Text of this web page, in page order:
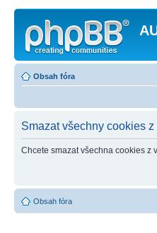
Obsah fóra
Smazat všechny cookies z
Chcete smazat všechna cookies z
Obsah fóra